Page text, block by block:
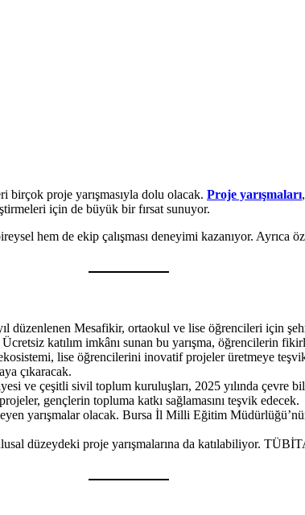
birçok proje yarışmasıyla dolu olacak. Proje yarışmaları
için de büyük bir fırsat sunuyor.
hem de ekip çalışması deneyimi kazanıyor. Ayrıca
düzenlenen Mesafikir, ortaokul ve lise öğrencileri için
katılım imkânı sunan bu yarışma, öğrencilerin
lise öğrencilerini inovatif projeler üretmeye
çıkaracak.
ve çeşitli sivil toplum kuruluşları, 2025 yılında çevre
gençlerin topluma katkı sağlamasını teşvik edecek.
yarışmalar olacak. Bursa İl Milli Eğitim
düzeydeki proje yarışmalarına da katılabiliyor.